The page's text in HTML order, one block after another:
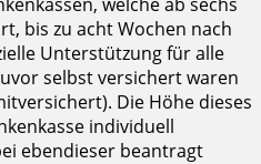
bis zu acht Wochen nach
Unterstützung für alle
selbst versichert waren
Die Höhe dieses
individuell
ebendieser beantragt